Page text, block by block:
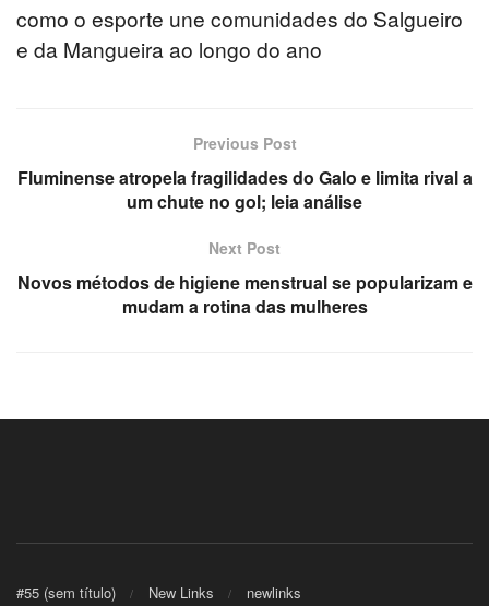
como o esporte une comunidades do Salgueiro
e da Mangueira ao longo do ano
Previous Post
Fluminense atropela fragilidades do Galo e limita rival a
um chute no gol; leia análise
Next Post
Novos métodos de higiene menstrual se popularizam e
mudam a rotina das mulheres
#55 (sem título) New Links newlinks